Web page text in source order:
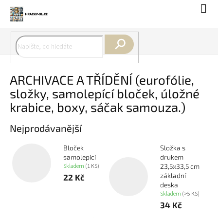
obsah
ARCHIVACE A TŘÍDĚNÍ (eurofólie,
složky, samolepící bloček, úložné
krabice, boxy, sáčak samouza.)
Nejprodávanější
Bloček
samolepící
Skladem (1 KS)
22 Kč
Složka s
drukem
23,5x33,5 cm
základní
deska
Skladem (>5 KS)
34 Kč